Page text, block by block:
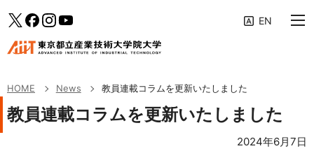
学生生活・キャリア支援
Twitterfacebook
Instagram
HOME News 教員連載コラムを更新いたしました
教員連載コラムを更新いたしました
2024年6月7日